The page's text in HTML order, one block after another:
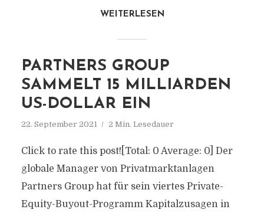
WEITERLESEN
PARTNERS GROUP
SAMMELT 15 MILLIARDEN
US-DOLLAR EIN
22. September 2021 2 Min. Lesedauer
Click to rate this post![Total: 0 Average: 0] Der
globale Manager von Privatmarktanlagen
Partners Group hat für sein viertes Private-
Equity-Buyout-Programm Kapitalzusagen in